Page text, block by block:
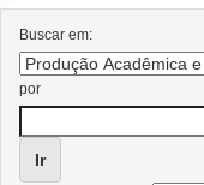
Buscar em:
por